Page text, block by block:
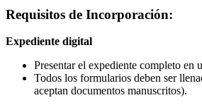
Requisitos de Incorporación:
Expediente digital
Presentar el expediente completo en
Todos los formularios deben ser
aceptan documentos manuscritos).